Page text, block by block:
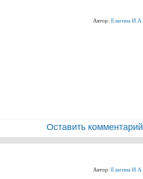
Автор: Елагина И.А.
Оставить комментарий
Автор: Елагина И.А.